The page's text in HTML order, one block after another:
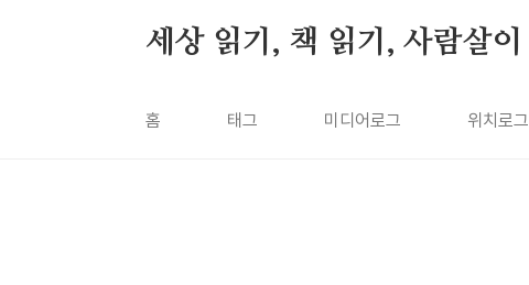
세상 읽기, 책 읽기, 사람살이
홈 태그 미디어로그 위치로그